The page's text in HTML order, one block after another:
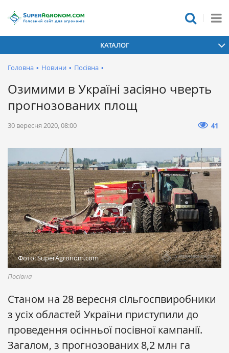
КАТАЛОГ
Головна • Новини • Посівна •
Озимими в Україні засіяно чверть
прогнозованих площ
30 вересня 2020, 08:00 41
Фото: SuperAgronom.com
Посівна
Станом на 28 вересня сільгоспвиробники
з усіх областей України приступили до
проведення осінньої посівної кампанії.
Загалом, з прогнозованих 8,2 млн га